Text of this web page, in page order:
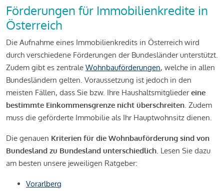
Förderungen für Immobilienkredite in
Österreich
Die Aufnahme eines Immobilienkredits in Österreich wird
durch verschiedene Förderungen der Bundesländer unterstützt.
Zudem gibt es zentrale Wohnbauförderungen, welche in allen
Bundesländern gelten. Voraussetzung ist jedoch in den
meisten Fällen, dass Sie bzw. Ihre Haushaltsmitgliedereine
bestimmte Einkommensgrenze nicht überschreiten. Zudem
muss die geförderte Immobilie als Ihr Hauptwohnsitz dienen.
Die genauen Kriterien für die Wohnbauförderung sind von
Bundesland zu Bundesland unterschiedlich. Lesen Sie dazu
am besten unsere jeweiligen Ratgeber:
Vorarlberg